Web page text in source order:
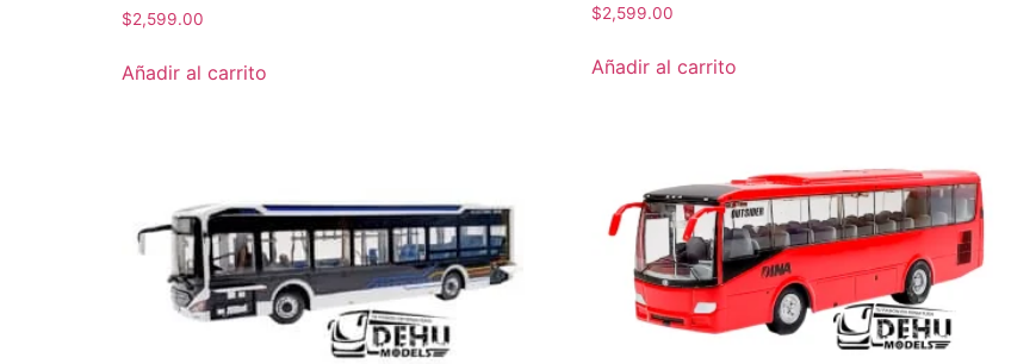
$2,599.00
Añadir al carrito
$2,599.00
Añadir al carrito